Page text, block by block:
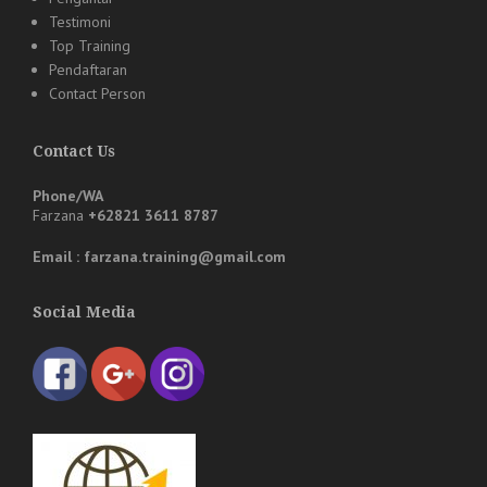
Testimoni
Top Training
Pendaftaran
Contact Person
Contact Us
Phone/WA
Farzana +62821 3611 8787
Email : farzana.training@gmail.com
Social Media